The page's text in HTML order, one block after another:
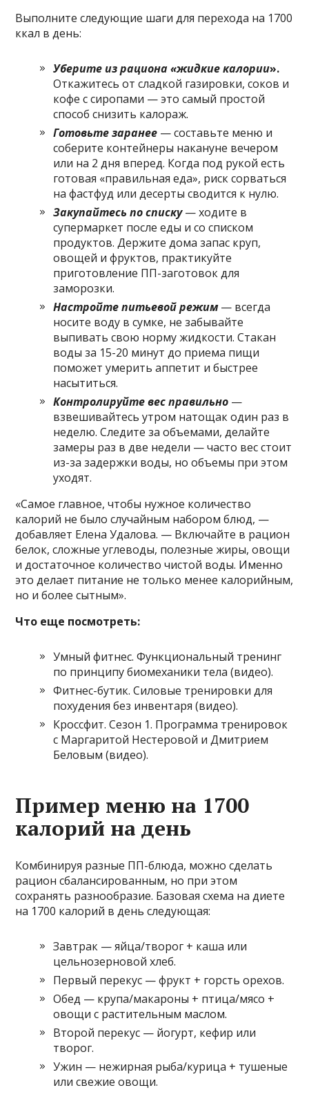
Выполните следующие шаги для перехода на 1700
ккал в день:
Уберите из рациона «жидкие калории».
Откажитесь от сладкой газировки, соков и
кофе с сиропами — это самый простой
способ снизить калораж.
Готовьте заранее — составьте меню и
соберите контейнеры накануне вечером
или на 2 дня вперед. Когда под рукой есть
готовая «правильная еда», риск сорваться
на фастфуд или десерты сводится к нулю.
Закупайтесь по списку — ходите в
супермаркет после еды и со списком
продуктов. Держите дома запас круп,
овощей и фруктов, практикуйте
приготовление ПП-заготовок для
заморозки.
Настройте питьевой режим— всегда
носите воду в сумке, не забывайте
выпивать свою норму жидкости. Стакан
воды за 15-20 минут до приема пищи
поможет умерить аппетит и быстрее
насытиться.
Контролируйте вес правильно —
взвешивайтесь утром натощак один раз в
неделю. Следите за объемами, делайте
замеры раз в две недели — часто вес стоит
из-за задержки воды, но объемы при этом
уходят.
«Самое главное, чтобы нужное количество
калорий не было случайным набором блюд, —
добавляет Елена Удалова. — Включайте в рацион
белок, сложные углеводы, полезные жиры, овощи
и достаточное количество чистой воды. Именно
это делает питание не только менее калорийным,
но и более сытным».
Что еще посмотреть:
Умный фитнес. Функциональный тренинг
по принципу биомеханики тела (видео).
Фитнес-бутик. Силовые тренировки для
похудения без инвентаря (видео).
Кроссфит. Сезон 1. Программа тренировок
с Маргаритой Нестеровой и Дмитрием
Беловым (видео).
Пример меню на 1700
калорий на день
Комбинируя разные ПП-блюда, можно сделать
рацион сбалансированным, но при этом
сохранять разнообразие. Базовая схема на диете
на 1700 калорий в день следующая:
Завтрак — яйца/творог + каша или
цельнозерновой хлеб.
Первый перекус — фрукт + горсть орехов.
Обед — крупа/макароны + птица/мясо +
овощи с растительным маслом.
Второй перекус — йогурт, кефир или
творог.
Ужин — нежирная рыба/курица + тушеные
или свежие овощи.